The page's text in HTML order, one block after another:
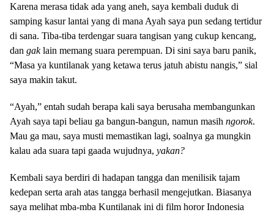
Karena merasa tidak ada yang aneh, saya kembali duduk di
samping kasur lantai yang di mana Ayah saya pun sedang tertidur
di sana. Tiba-tiba terdengar suara tangisan yang cukup kencang,
dan gaklain memang suara perempuan. Di sini saya baru panik,
“Masa ya kuntilanak yang ketawa terus jatuh abistu nangis,” sial
saya makin takut.
“Ayah,” entah sudah berapa kali saya berusaha membangunkan
Ayah saya tapi beliau ga bangun-bangun, namun masih ngorok.
Mau ga mau, saya musti memastikan lagi, soalnya ga mungkin
kalau ada suara tapi gaada wujudnya, yakan?
Kembali saya berdiri di hadapan tangga dan menilisik tajam
kedepan serta arah atas tangga berhasil mengejutkan. Biasanya
saya melihat mba-mba Kuntilanak ini di film horor Indonesia